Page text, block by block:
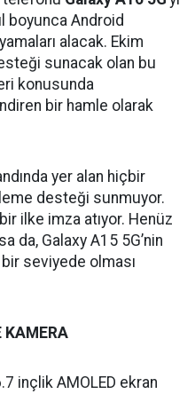
boyunca Android
alacak. Ekim
sunacak olan bu
konusunda
bir hamle olarak
yer alan hiçbir
desteği sunmuyor.
ilke imza atıyor. Henüz
da, Galaxy A15 5G’nin
seviyede olması
KAMERA
inçlik AMOLED ekran